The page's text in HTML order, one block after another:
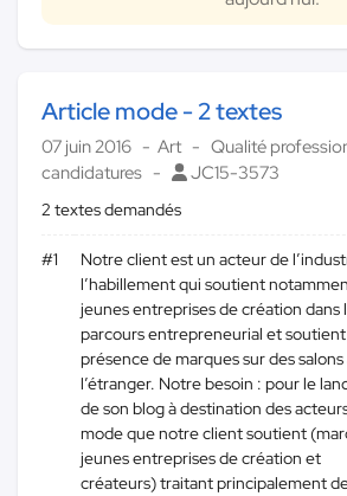
Article mode - 2 textes
07 juin 2016 Art Qualité
candidatures
JC15-3573
2 textes demandés
#1
Notre client est un acteur de
l’habillement qui soutient
jeunes entreprises de création dans
parcours entrepreneurial et soutient
présence de marques sur des salons
l’étranger. Notre besoin : pour le
de son blog à destination des
mode que notre client soutient
jeunes entreprises de création et
créateurs) traitant principalement